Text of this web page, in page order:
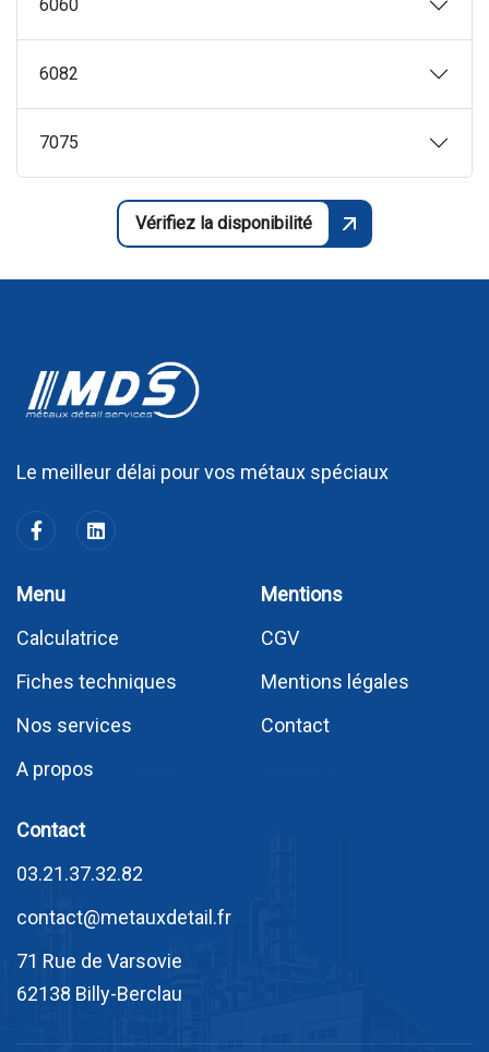
6060
6082
7075
Vérifiez la disponibilité
Le mei eur dé ai pourvos métaux spéciaux
Menu
Calculatrice
Fiches techniques
Nos services
A propos
Mentions
CGV
Mentions légales
Contact
Contact
03.21.37.32.82
contact@metauxdetail.fr
71 Rue de Varsovie
62138 Billy-Berclau